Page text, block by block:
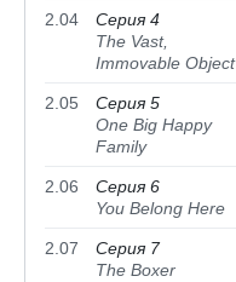
2.04
Серия 4
The Vast,
Immovable Object
2.05
Серия 5
One Big Happy
Family
2.06
Серия 6
You Belong Here
2.07
Серия 7
The Boxer